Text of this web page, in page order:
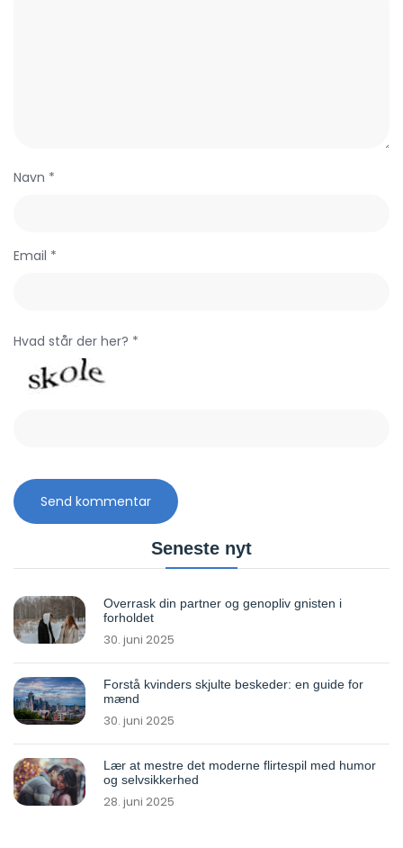
Navn *
Email *
Hvad står der her? *
Seneste nyt
Overrask din partner og genopliv gnisten i
forholdet
30. juni 2025
Forstå kvinders skjulte beskeder: en guide for
mænd
30. juni 2025
Lær at mestre det moderne flirtespil med humor
og selvsikkerhed
28. juni 2025